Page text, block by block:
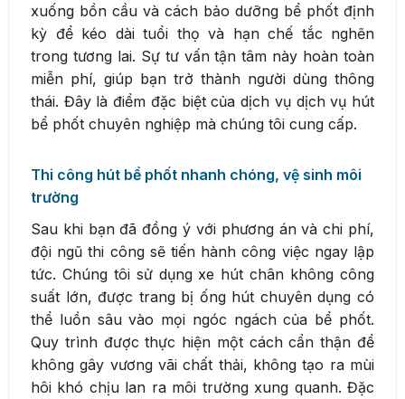
xuống bồn cầu và cách bảo dưỡng bể phốt định
kỳ để kéo dài tuổi thọ và hạn chế tắc nghẽn
trong tương lai. Sự tư vấn tận tâm này hoàn toàn
miễn phí, giúp bạn trở thành người dùng thông
thái. Đây là điểm đặc biệt của dịch vụ dịch vụ hút
bể phốt chuyên nghiệp mà chúng tôi cung cấp.
Thi công hút bể phốt nhanh chóng, vệ sinh môi
trường
Sau khi bạn đã đồng ý với phương án và chi phí,
đội ngũ thi công sẽ tiến hành công việc ngay lập
tức. Chúng tôi sử dụng xe hút chân không công
suất lớn, được trang bị ống hút chuyên dụng có
thể luồn sâu vào mọi ngóc ngách của bể phốt.
Quy trình được thực hiện một cách cẩn thận để
không gây vương vãi chất thải, không tạo ra mùi
hôi khó chịu lan ra môi trường xung quanh. Đặc